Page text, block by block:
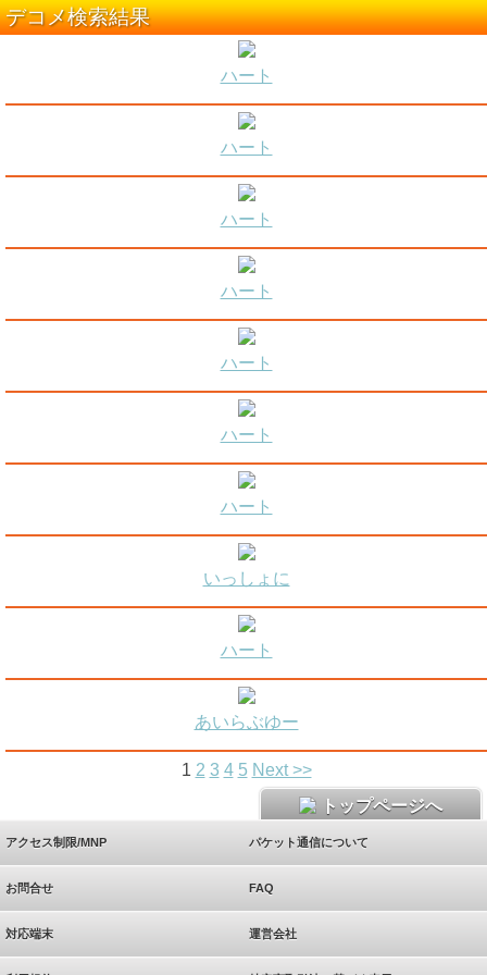
デコメ検索結果
ハート
ハート
ハート
ハート
ハート
ハート
ハート
いっしょに
ハート
あいらぶゆー
1 2 3 4 5 Next >>
トップページへ
アクセス制限/MNP パケット通信について
お問合せ FAQ
対応端末 運営会社